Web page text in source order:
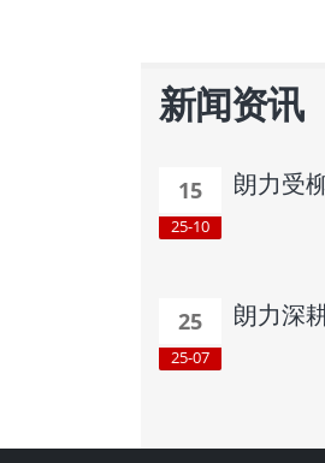
新闻资讯
15
25-10
朗力受
25
25-07
朗力深